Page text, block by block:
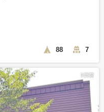
88 7
3日前